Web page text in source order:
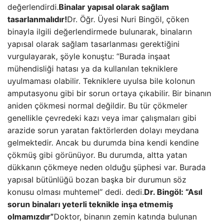
değerlendirdi.Binalar yapısal olarak sağlam
tasarlanmalıdır!Dr. Öğr. Üyesi Nuri Bingöl, çöken
binayla ilgili değerlendirmede bulunarak, binaların
yapısal olarak sağlam tasarlanması gerektiğini
vurgulayarak, şöyle konuştu: “Burada inşaat
mühendisliği hatası ya da kullanılan tekniklere
uyulmaması olabilir. Tekniklere uyulsa bile kolonun
amputasyonu gibi bir sorun ortaya çıkabilir. Bir binanın
aniden çökmesi normal değildir. Bu tür çökmeler
genellikle çevredeki kazı veya imar çalışmaları gibi
arazide sorun yaratan faktörlerden dolayı meydana
gelmektedir. Ancak bu durumda bina kendi kendine
çökmüş gibi görünüyor. Bu durumda, altta yatan
dükkanın çökmeye neden olduğu şüphesi var. Burada
yapısal bütünlüğü bozan başka bir durumun söz
konusu olması muhtemel” dedi. dedi.Dr. Bingöl: “Asıl
sorun binaları yeterli teknikle inşa etmemiş
olmamızdır”Doktor, binanın zemin katında bulunan